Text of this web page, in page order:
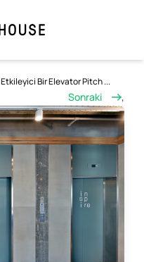
Etkileyici Bir Elevator Pitch ...
Sonraki ,